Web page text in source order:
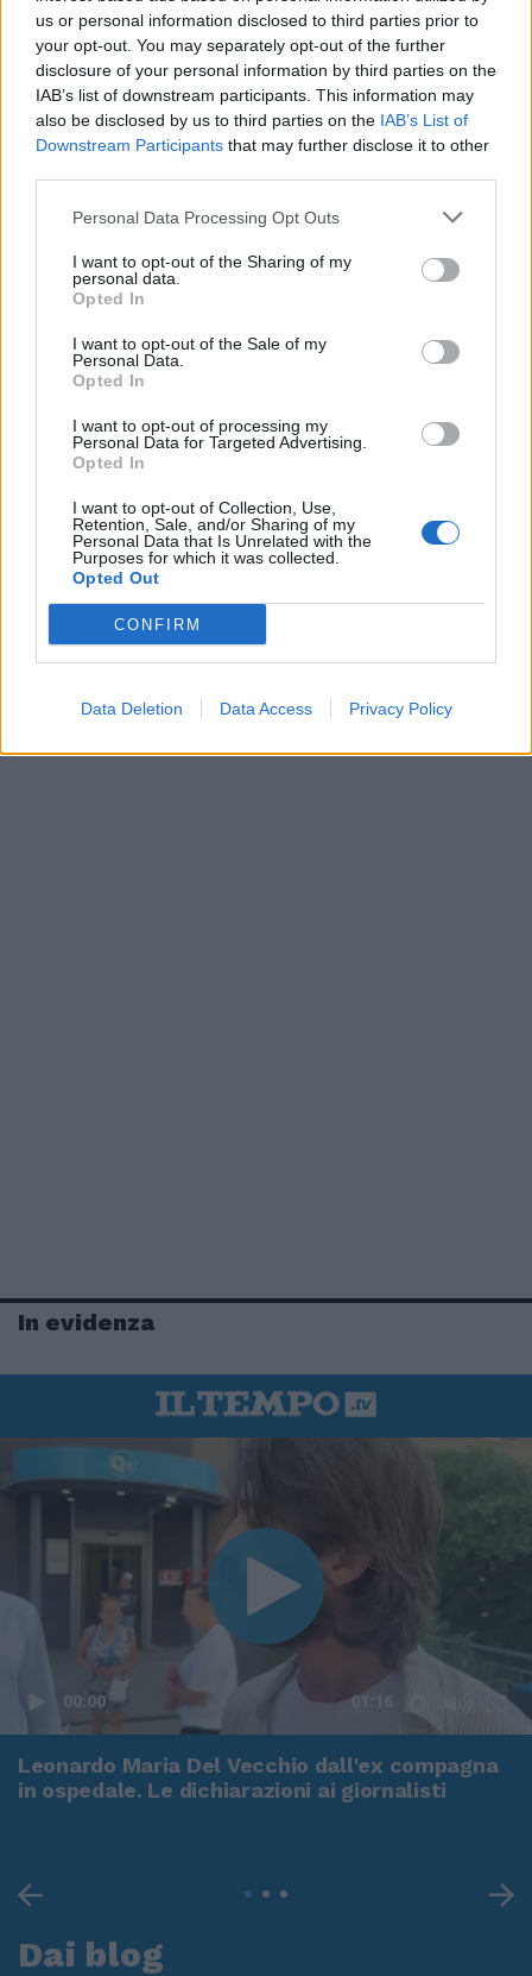
us or personal information disclosed to third parties prior to
your opt-out. You may separately opt-out of the further
disclosure of your personal information by third parties on the
IAB’s list of downstream participants. This information may
also be disclosed by us to third parties on the IAB’s List of
Downstream Participants that may further disclose it to other
Personal Data Processing Opt Outs
I want to opt-out of the Sharing of my
personal data.
Opted In
I want to opt-out of the Sale of my
Personal Data.
Opted In
I want to opt-out of processing my
Personal Data for Targeted Advertising.
Opted In
I want to opt-out of Collection, Use,
Retention, Sale, and/or Sharing of my
Personal Data that Is Unrelated with the
Purposes for which it was collected.
Opted Out
CONFIRM
Data Deletion Data Access Privacy Policy
rimanere senza acqua non so quante altre
cose ci siano", ha concluso il militante, non
confermando nè smentendo l'ipotesi di
un'incursione.
In evidenza
00:00 01:16
Leonardo Maria Del Vecchio dall'ex compagna
in ospedale. Le dichiarazioni ai giornalisti
Dai blog